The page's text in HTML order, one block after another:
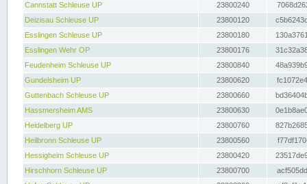
Cannstatt Schleuse UP
23800240
Deizisau Schleuse UP
23800120
Esslingen Schleuse UP
23800180
Esslingen Wehr OP
23800176
Feudenheim Schleuse UP
23800840
Gundelsheim UP
23800620
Guttenbach Schleuse UP
23800660
Hassmersheim AMS
23800630
Heidelberg UP
23800760
Heilbronn Schleuse UP
23800560
Hessigheim Schleuse UP
23800420
Hirschhorn Schleuse UP
23800700